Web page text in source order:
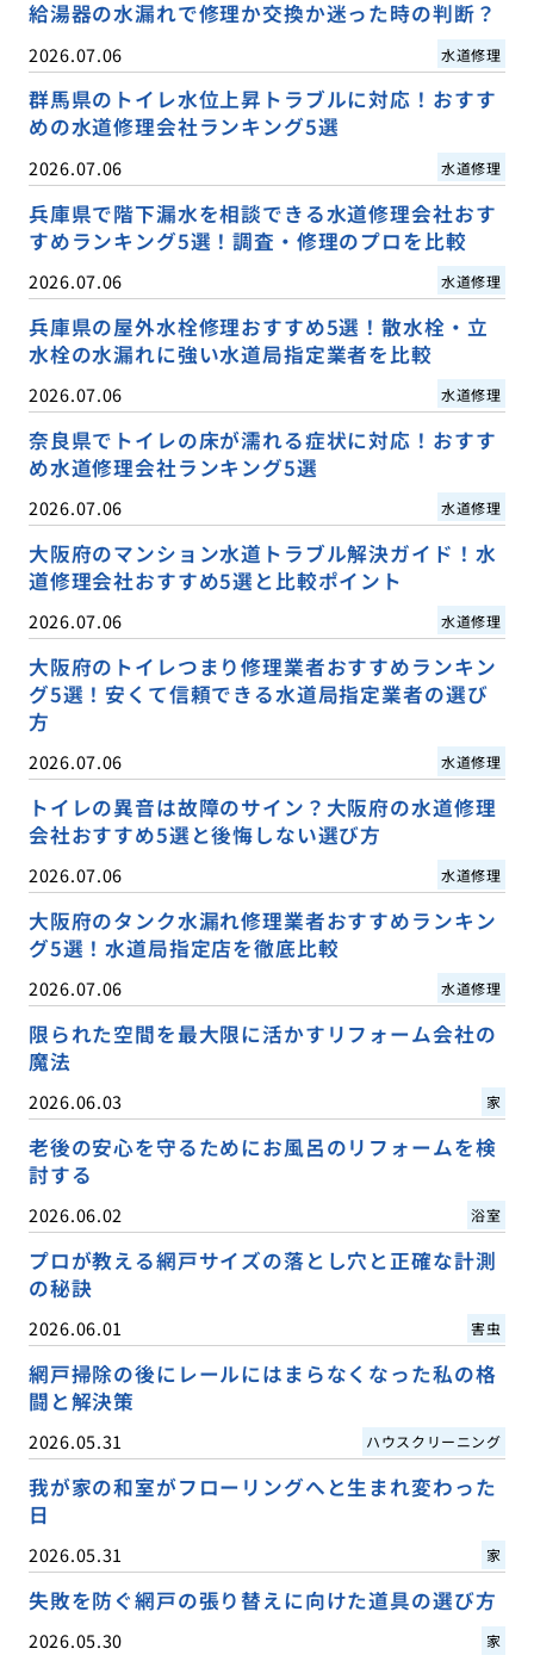
給湯器の水漏れで修理か交換か迷った時の判断？
2026.07.06 水道修理
群馬県のトイレ水位上昇トラブルに対応！おすす
めの水道修理会社ランキング5選
2026.07.06 水道修理
兵庫県で階下漏水を相談できる水道修理会社おす
すめランキング5選！調査・修理のプロを比較
2026.07.06 水道修理
兵庫県の屋外水栓修理おすすめ5選！散水栓・立
水栓の水漏れに強い水道局指定業者を比較
2026.07.06 水道修理
奈良県でトイレの床が濡れる症状に対応！おすす
め水道修理会社ランキング5選
2026.07.06 水道修理
大阪府のマンション水道トラブル解決ガイド！水
道修理会社おすすめ5選と比較ポイント
2026.07.06 水道修理
大阪府のトイレつまり修理業者おすすめランキン
グ5選！安くて信頼できる水道局指定業者の選び
方
2026.07.06 水道修理
トイレの異音は故障のサイン？大阪府の水道修理
会社おすすめ5選と後悔しない選び方
2026.07.06 水道修理
大阪府のタンク水漏れ修理業者おすすめランキン
グ5選！水道局指定店を徹底比較
2026.07.06 水道修理
限られた空間を最大限に活かすリフォーム会社の
魔法
2026.06.03 家
老後の安心を守るためにお風呂のリフォームを検
討する
2026.06.02 浴室
プロが教える網戸サイズの落とし穴と正確な計測
の秘訣
2026.06.01 害虫
網戸掃除の後にレールにはまらなくなった私の格
闘と解決策
2026.05.31 ハウスクリーニング
我が家の和室がフローリングへと生まれ変わった
日
2026.05.31 家
失敗を防ぐ網戸の張り替えに向けた道具の選び方
2026.05.30 家